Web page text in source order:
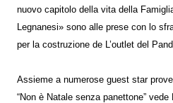
nuovo capitolo della vita della
Legnanesi» sono alle prese con lo
per la costruzione de L’outlet del
Assieme a numerose guest star
“Non è Natale senza panettone” vede